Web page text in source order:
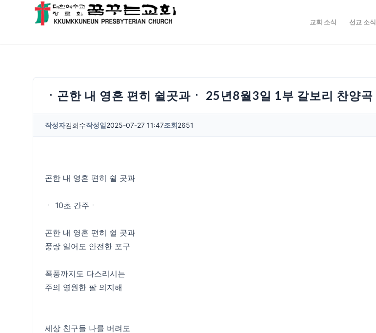
교회 소식 선교 소식
ㆍ곤한 내 영혼 편히 쉴곳과ㆍ 25년8월3일 1부 갈보리 찬양곡
작성자김희수작성일2025-07-27 11:47조회2651
곤한 내 영혼 편히 쉴 곳과
ㆍ 10초 간주ㆍ
곤한 내 영혼 편히 쉴 곳과
풍랑 일어도 안전한 포구
폭풍까지도 다스리시는
주의 영원한 팔 의지해
세상 친구들 나를 버려도